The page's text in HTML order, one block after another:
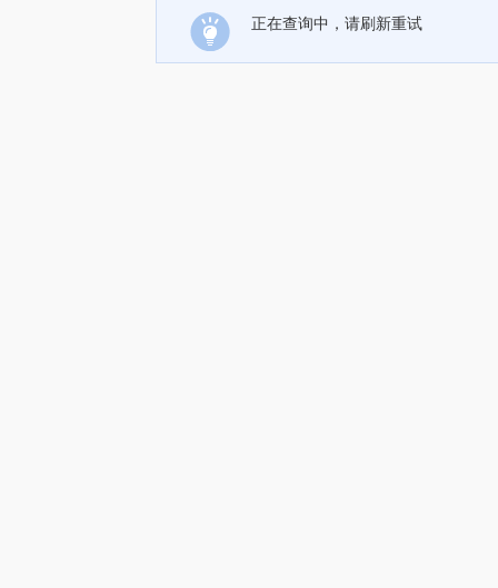
正在查询中，请刷新重试